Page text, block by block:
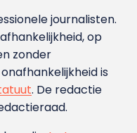
journalisten.
op
zonder
is
. De redactie